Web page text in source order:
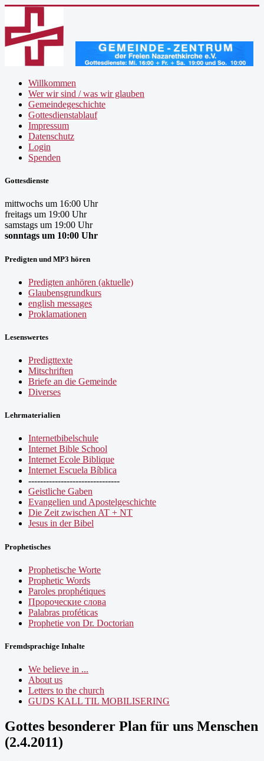
Willkommen
Wer wir sind / was wir glauben
Gemeindegeschichte
Gottesdienstablauf
Impressum
Datenschutz
Login
Spenden
Gottesdienste
mittwochs um 16:00 Uhr
freitags um 19:00 Uhr
samstags um 19:00 Uhr
sonntags um 10:00 Uhr
Predigten und MP3 hören
Predigten anhören (aktuelle)
Glaubensgrundkurs
english messages
Proklamationen
Lesenswertes
Predigttexte
Mitschriften
Briefe an die Gemeinde
Diverses
Lehrmaterialien
Internetbibelschule
Internet Bible School
Internet Ecole Biblique
Internet Escuela Bíblica
-------------------------------
Geistliche Gaben
Evangelien und Apostelgeschichte
Die Zeit zwischen AT + NT
Jesus in der Bibel
Prophetisches
Prophetische Worte
Prophetic Words
Paroles prophétiques
Пророческие слова
Palabras proféticas
Prophetie von Dr. Doctorian
Fremdsprachige Inhalte
We believe in ...
About us
Letters to the church
GUDS KALL TIL MOBILISERING
Gottes besonderer Plan für uns Menschen
(2.4.2011)